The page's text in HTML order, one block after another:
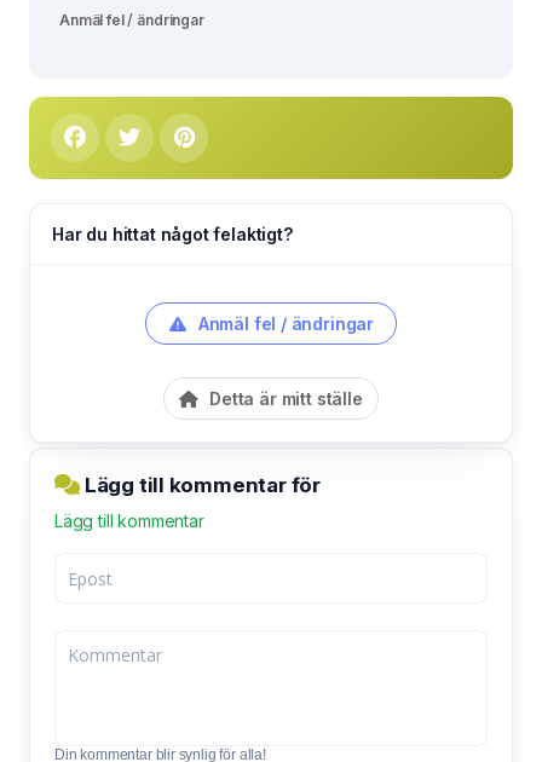
Anmäl fel / ändringar
Har du hittat något felaktigt?
Anmäl fel / ändringar
Detta är mitt ställe
Lägg till kommentar för
Lägg till kommentar
Din kommentar blir synlig för alla!